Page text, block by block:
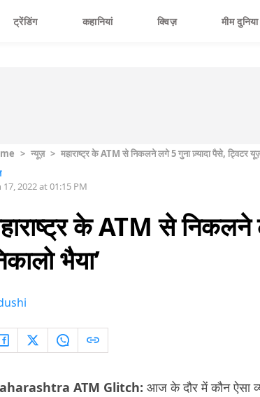
ट्रेंडिंग कहानियां क्विज़ मीम दुनिया
> न्यूज़ > महाराष्ट्र के ATM से निकलने लगे 5 गुना ज़्यादा पैसे, ट्विटर
17, 2022 at 01:15 PM
के ATM से निकलने
भैया’
ATM Glitch: आज के दौर में कौन ऐसा